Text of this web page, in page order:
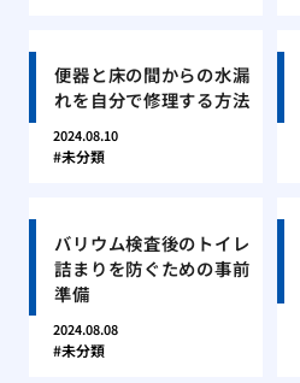
便器と床の間からの水漏
れを自分で修理する方法
2024.08.10
未分類
バリウム検査後のトイレ
詰まりを防ぐための事前
準備
2024.08.08
未分類